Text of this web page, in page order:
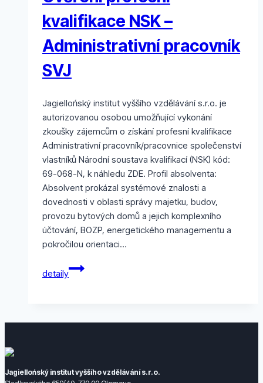
kvalifikace NSK –
Administrativní pracovník
SVJ
Jagiellońský institut vyššího vzdělávání s.r.o. je
autorizovanou osobou umožňující vykonání
zkoušky zájemcům o získání profesní kvalifikace
Administrativní pracovník/pracovnice společenství
vlastníků Národní soustava kvalifikací (NSK) kód:
69-068-N, k náhledu ZDE. Profil absolventa:
Absolvent prokázal systémové znalosti a
dovednosti v oblasti správy majetku, budov,
provozu bytových domů a jejich komplexního
účtování, BOZP, energetického managementu a
pokročilou orientaci…
detaily
Ověření
profesní
–
Jagiellońský institut vyššího vzdělávání s.r.o.